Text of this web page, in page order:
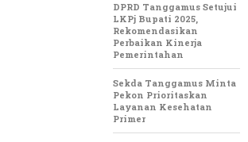
DPRD Tanggamus Setujui
LKPj Bupati 2025,
Rekomendasikan
Perbaikan Kinerja
Pemerintahan
Sekda Tanggamus Minta
Pekon Prioritaskan
Layanan Kesehatan
Primer